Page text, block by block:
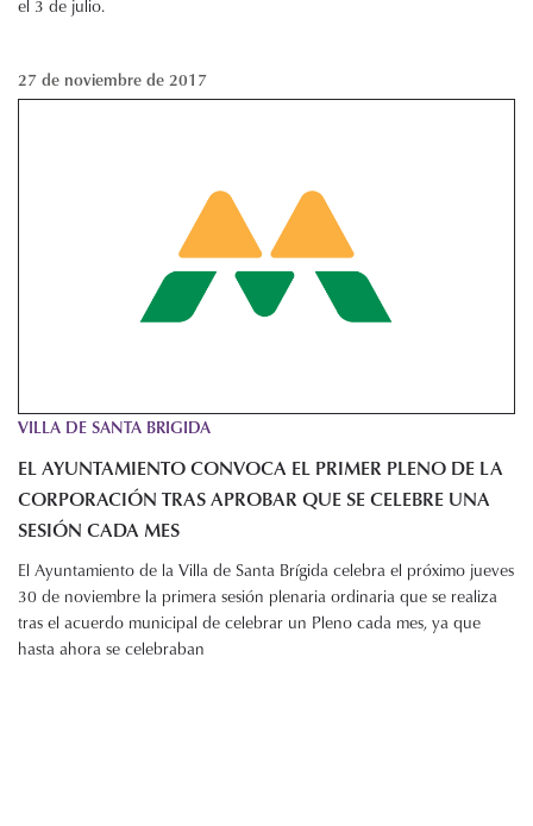
el 3 de julio.
27 de noviembre de 2017
VILLA DE SANTA BRIGIDA
EL AYUNTAMIENTO CONVOCA EL PRIMER PLENO DE LA
CORPORACIÓN TRAS APROBAR QUE SE CELEBRE UNA
SESIÓN CADA MES
El Ayuntamiento de la Villa de Santa Brígida celebra el próximo jueves
30 de noviembre la primera sesión plenaria ordinaria que se realiza
tras el acuerdo municipal de celebrar un Pleno cada mes, ya que
hasta ahora se celebraban